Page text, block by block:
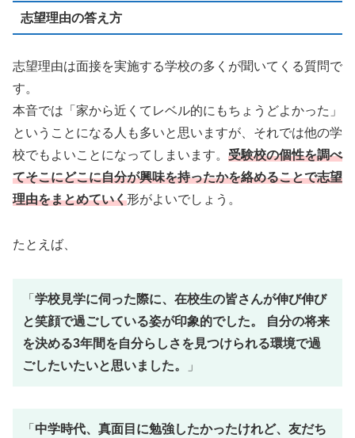
志望理由の答え方
志望理由は面接を実施する学校の多くが聞いてくる質問で
す。
本音では「家から近くてレベル的にもちょうどよかった」
ということになる人も多いと思いますが、それでは他の学
校でもよいことになってしまいます。 受験校の個性を調べ
てそこにどこに自分が興味を持ったかを絡めることで志望
理由をまとめていく形がよいでしょう。
たとえば、
「 学校見学に伺った際に、在校生の皆さんが伸び伸び
と笑顔で過ごしている姿が印象的でした。 自分の将来
を決める3年間を自分らしさを見つけられる環境で過
ごしたいたいと思いました。
」
「 中学時代、真面目に勉強したかったけれど、友だち